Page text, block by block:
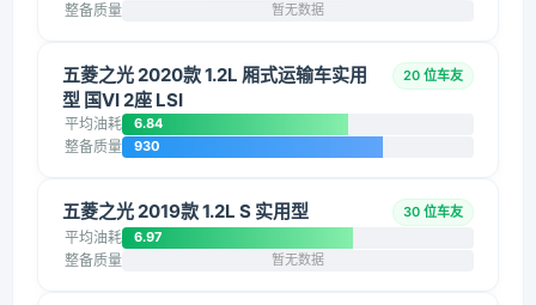
整备质量 暂无数据
五菱之光 2020款 1.2L 厢式运输车实用
型 国VI 2座 LSI
20 位车友
平均油耗 6.84
整备质量 930
五菱之光 2019款 1.2L S 实用型 30 位车友
平均油耗 6.97
整备质量 暂无数据